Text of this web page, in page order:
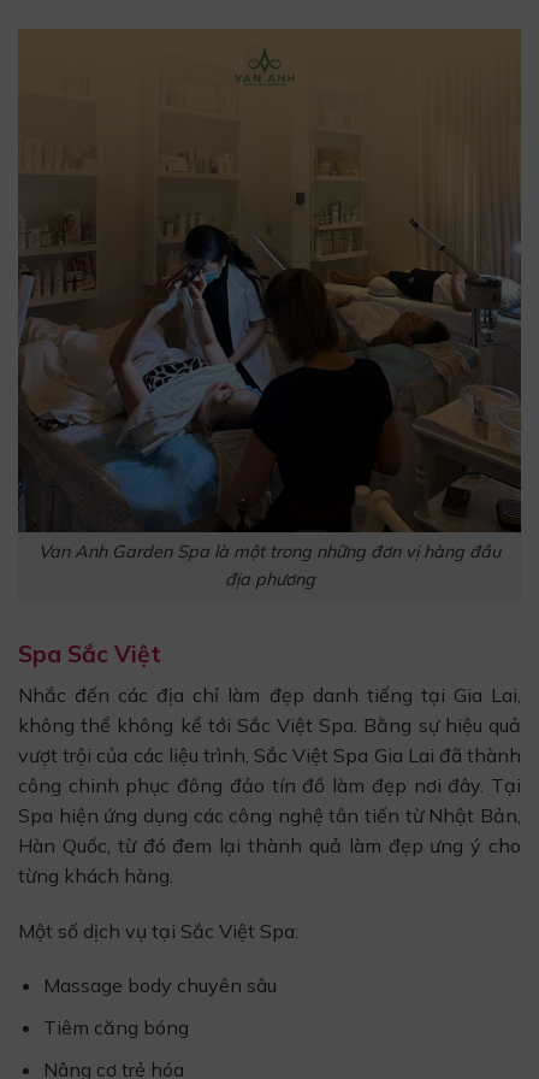
Van Anh Garden Spa là một trong những đơn vị hàng đầu
địa phương
Spa Sắc Việt
Nhắc đến các địa chỉ làm đẹp danh tiếng tại Gia Lai,
không thể không kể tới Sắc Việt Spa. Bằng sự hiệu quả
vượt trội của các liệu trình, Sắc Việt Spa Gia Lai đã thành
công chinh phục đông đảo tín đồ làm đẹp nơi đây. Tại
Spa hiện ứng dụng các công nghệ tân tiến từ Nhật Bản,
Hàn Quốc, từ đó đem lại thành quả làm đẹp ưng ý cho
từng khách hàng.
Một số dịch vụ tại Sắc Việt Spa:
Massage body chuyên sâu
Tiêm căng bóng
Nâng cơ trẻ hóa